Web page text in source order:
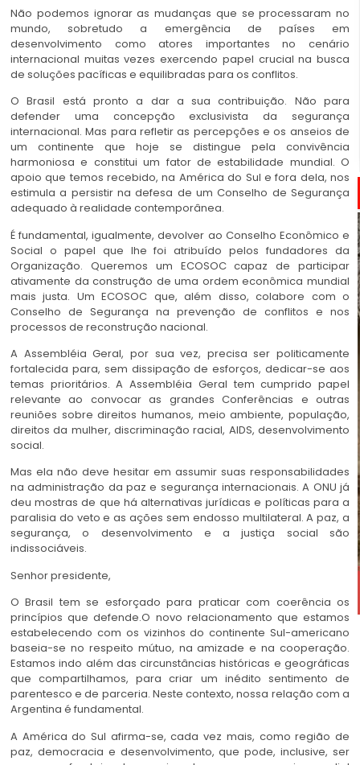
Não podemos ignorar as mudanças que se processaram no
mundo, sobretudo a emergência de países em
desenvolvimento como atores importantes no cenário
internacional muitas vezes exercendo papel crucial na busca
de soluções pacíficas e equilibradas para os conflitos.
O Brasil está pronto a dar a sua contribuição. Não para
defender uma concepção exclusivista da segurança
internacional. Mas para refletir as percepções e os anseios de
um continente que hoje se distingue pela convivência
harmoniosa e constitui um fator de estabilidade mundial. O
apoio que temos recebido, na América do Sul e fora dela, nos
estimula a persistir na defesa de um Conselho de Segurança
adequado à realidade contemporânea.
É fundamental, igualmente, devolver ao Conselho Econômico e
Social o papel que lhe foi atribuído pelos fundadores da
Organização. Queremos um ECOSOC capaz de participar
ativamente da construção de uma ordem econômica mundial
mais justa. Um ECOSOC que, além disso, colabore com o
Conselho de Segurança na prevenção de conflitos e nos
processos de reconstrução nacional.
A Assembléia Geral, por sua vez, precisa ser politicamente
fortalecida para, sem dissipação de esforços, dedicar-se aos
temas prioritários. A Assembléia Geral tem cumprido papel
relevante ao convocar as grandes Conferências e outras
reuniões sobre direitos humanos, meio ambiente, população,
direitos da mulher, discriminação racial, AIDS, desenvolvimento
social.
Mas ela não deve hesitar em assumir suas responsabilidades
na administração da paz e segurança internacionais. A ONU já
deu mostras de que há alternativas jurídicas e políticas para a
paralisia do veto e as ações sem endosso multilateral. A paz, a
segurança, o desenvolvimento e a justiça social são
indissociáveis.
Senhor presidente,
O Brasil tem se esforçado para praticar com coerência os
princípios que defende.O novo relacionamento que estamos
estabelecendo com os vizinhos do continente Sul-americano
baseia-se no respeito mútuo, na amizade e na cooperação.
Estamos indo além das circunstâncias históricas e geográficas
que compartilhamos, para criar um inédito sentimento de
parentesco e de parceria. Neste contexto, nossa relação com a
Argentina é fundamental.
A América do Sul afirma-se, cada vez mais, como região de
paz, democracia e desenvolvimento, que pode, inclusive, ser